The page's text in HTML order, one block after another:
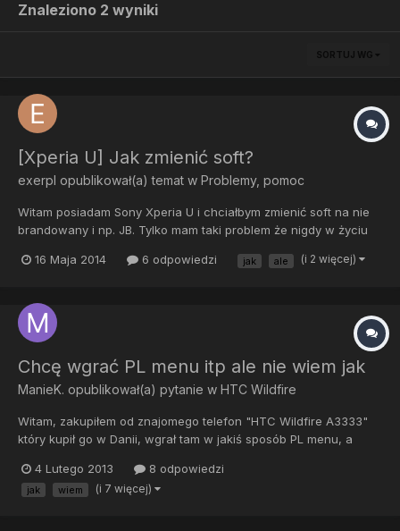
Znaleziono 2 wyniki
SORTUJ WG
[Xperia U] Jak zmienić soft?
exerpl opublikował(a) temat w Problemy, pomoc
Witam posiadam Sony Xperia U i chciałbym zmienić soft na nie
brandowany i np. JB. Tylko mam taki problem że nigdy w życiu
Czy mógłby ktoś poinstruować mnie krok po kroku jak to zrobić?
16 Maja 2014 6 odpowiedzi jak ale (i 2 więcej)
Chcę wgrać PL menu itp ale nie wiem jak
ManieK. opublikował(a) pytanie w HTC Wildfire
Witam, zakupiłem od znajomego telefon "HTC Wildfire A3333"
który kupił go w Danii, wgrał tam w jakiś sposób PL menu, a
te menu, więc wpisałem w google "jak wgrać PL menu do HTC
Wilfire A3333" no i wyświetliła mi się ta strona: w pierwsz...
4 Lutego 2013 8 odpowiedzi
jak wiem (i 7 więcej)